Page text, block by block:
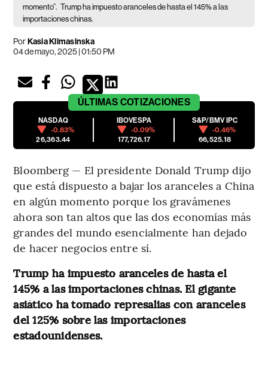
momento”. Trump ha impuesto aranceles de hasta el 145% a las
importaciones chinas.
PorKasia Klimasinska
04 de mayo, 2025 | 01:50 PM
ÚLTIMAS COTIZACIONES
NASDAQ
-0.83%
26,363.44
IBOVESPA
-0.09%
177,726.17
S&P/BMV IPC
-0.46%
66,525.18
Bloomberg — El presidente Donald Trump dijo
que está dispuesto a bajar los aranceles a China
en algún momento porque los gravámenes
ahora son tan altos que las dos economías más
grandes del mundo esencialmente han dejado
de hacer negocios entre sí.
Trump ha impuesto aranceles de hasta el
145% a las importaciones chinas. El gigante
asiático ha tomado represalias con aranceles
del 125% sobre las importaciones
estadounidenses.